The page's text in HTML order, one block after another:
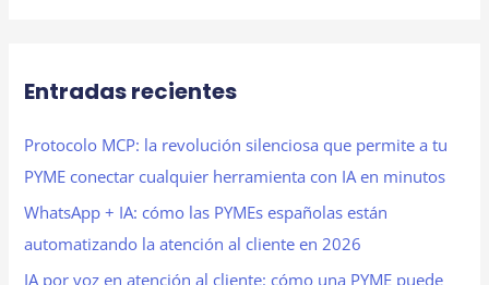
Entradas recientes
Protocolo MCP: la revolución silenciosa que permite a tu
PYME conectar cualquier herramienta con IA en minutos
WhatsApp + IA: cómo las PYMEs españolas están
automatizando la atención al cliente en 2026
IA por voz en atención al cliente: cómo una PYME puede